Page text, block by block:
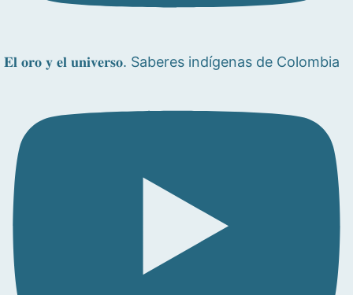
𝐄𝐥 𝐨𝐫𝐨 𝐲 𝐞𝐥 𝐮𝐧𝐢𝐯𝐞𝐫𝐬𝐨. Saberes indígenas de Colombia